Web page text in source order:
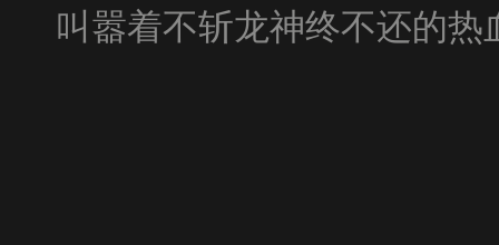
叫嚣着不斩龙神终不还的热